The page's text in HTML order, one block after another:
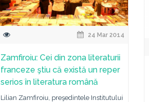
24 Mar 2014
Zamfiroiu: Cei din zona literaturii
franceze ştiu că există un reper
serios în literatura română
Lilian Zamfiroiu, preşedintele Institutului